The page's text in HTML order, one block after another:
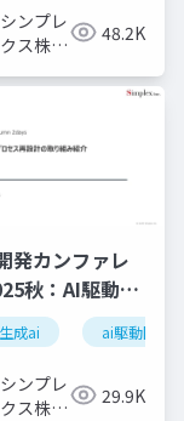
シンプレ
クス株式
48.2K
ニア フロントエ
発カンファレ
秋：AI駆動開
SI企業におけ
ロセス再設計
み紹介
生成ai ai駆動開発
シンプレ
クス株式
29.9K